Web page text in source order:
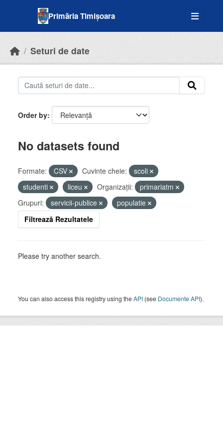
Primăria Timișoara
Seturi de date
Order by
No datasets found
Formate: CSV Cuvinte cheie:
scoli
studenti
liceu Organizații:
primariatm
Grupuri:
servicii-publice
populatie
Filtrează Rezultatele
Please try another search.
You can also access this registry using theAPI (see Documente API).